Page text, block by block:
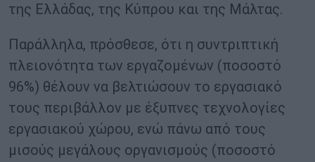
της Ελλάδας, της Κύπρου και της Μάλτας.
Παράλληλα, πρόσθεσε, ότι η συντριπτική
πλειονότητα των εργαζομένων (ποσοστό
96%) θέλουν να βελτιώσουν το εργασιακό
τους περιβάλλον με έξυπνες τεχνολογίες
εργασιακού χώρου, ενώ πάνω από τους
μισούς μεγάλους οργανισμούς (ποσοστό